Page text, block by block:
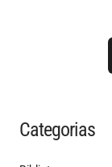
Categorias